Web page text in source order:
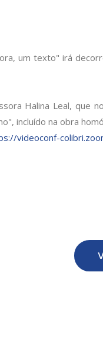
um texto" irá
Halina Leal, que
incluído na obra
videoconf-